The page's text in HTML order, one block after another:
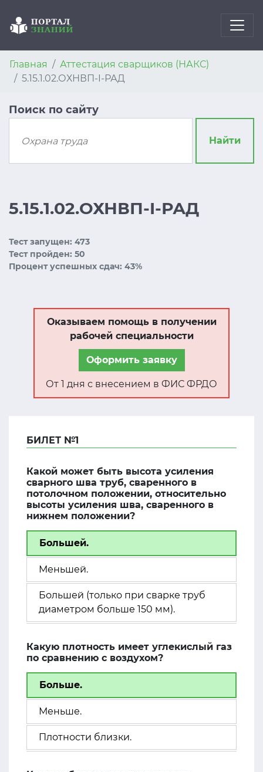
Главная
Аттестация сварщиков (НАКС)
5.15.1.02.ОХНВП-I-РАД
Поиск по сайту
Найти
5.15.1.02.ОХНВП-I-РАД
Тест запущен: 473
Тест пройден: 50
Процент успешных сдач: 43%
Оказываем помощь в получении
рабочей специальности
Оформить заявку
От 1 дня с внесением в ФИС ФРДО
БИЛЕТ №1
Какой может быть высота усиления
сварного шва труб, сваренного в
потолочном положении, относительно
высоты усиления шва, сваренного в
нижнем положении?
Большей.
Меньшей.
Большей (только при сварке труб
диаметром больше 150 мм).
Какую плотность имеет углекислый газ
по сравнению с воздухом?
Больше.
Меньше.
Плотности близки.